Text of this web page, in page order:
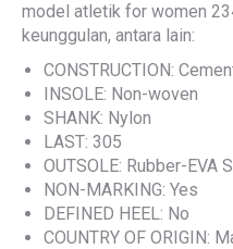
model atletik for women
keunggulan, antara lain:
CONSTRUCTION:
INSOLE: Non-woven
SHANK: Nylon
LAST: 305
OUTSOLE: Rubber-EVA
NON-MARKING: Yes
DEFINED HEEL: No
COUNTRY OF ORIGIN: